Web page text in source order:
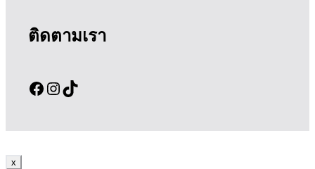
ติดตามเรา
Facebook
Instagram
TikTok
x